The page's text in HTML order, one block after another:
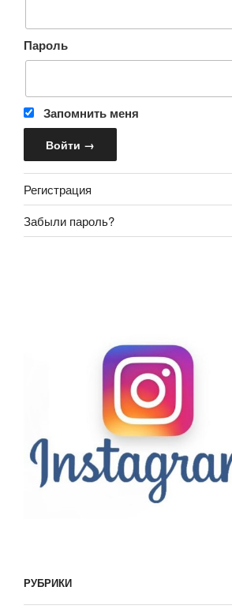
Пароль
Запомнить меня
Регистрация
Забыли пароль?
РУБРИКИ